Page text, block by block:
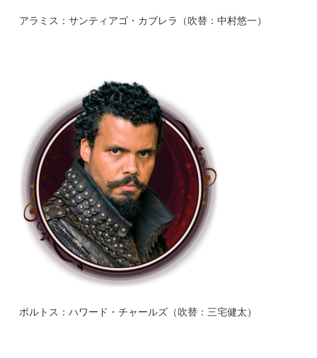
アラミス：サンティアゴ・カブレラ（吹替：中村悠一）
ポルトス：ハワード・チャールズ（吹替：三宅健太）